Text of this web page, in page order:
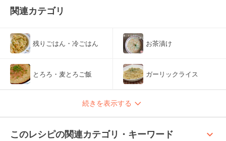
関連カテゴリ
残りごはん・冷ごはん お茶漬け
とろろ・麦とろご飯 ガーリックライス
続きを表示する
このレシピの関連カテゴリ・キーワード keyboard_arrow_up